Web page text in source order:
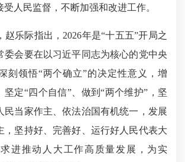
受人民监督，不断加强和改进工作。
际指出，2026年是“十五五”开局之
委会要在以习近平同志为核心的党中央
刻领悟“两个确立”的决定性意义，增
坚定“四个自信”、做到“两个维护”，坚
民当家作主、依法治国有机统一，发展
，坚持好、完善好、运行好人民代表大
进推动人大工作高质量发展，为实